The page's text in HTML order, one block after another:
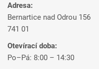
Adresa:
Bernartice nad Odrou 156
741 01
Otevírací doba:
Po–Pá: 8:00 – 14:30